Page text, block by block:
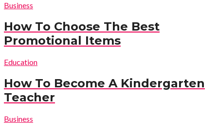
Business
How To Choose The Best
Promotional Items
Education
How To Become A Kindergarten
Teacher
Business